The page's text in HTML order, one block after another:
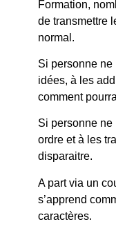
Formation,
de transmettre
normal.
Si personne
idées, à les
comment
Si personne ne
ordre et à les
disparaitre.
A part via un
s’apprend
caractères.